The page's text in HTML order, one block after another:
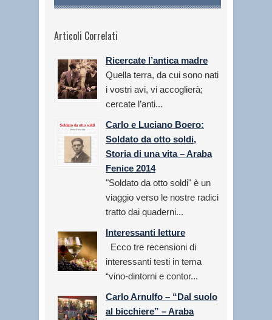
Articoli Correlati
Ricercate l’antica madre
Quella terra, da cui sono nati
i vostri avi, vi accoglierà;
cercate l’anti...
Carlo e Luciano Boero:
Soldato da otto soldi,
Storia di una vita – Araba
Fenice 2014
"Soldato da otto soldi" è un
viaggio verso le nostre radici
tratto dai quaderni...
Interessanti letture
Ecco tre recensioni di
interessanti testi in tema
“vino-dintorni e contor...
Carlo Arnulfo – “Dal suolo
al bicchiere” – Araba